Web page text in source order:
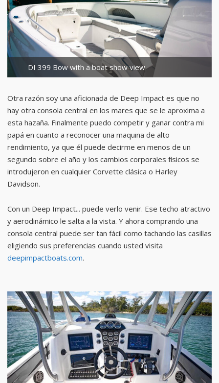
DI 399 Bow with a boat show view
Otra razón soy una aficionada de Deep Impact es que no
hay otra consola central en los mares que se le aproxima a
esta hazaña. Finalmente puedo competir y ganar contra mi
papá en cuanto a reconocer una maquina de alto
rendimiento, ya que él puede decirme en menos de un
segundo sobre el año y los cambios corporales físicos se
introdujeron en cualquier Corvette clásica o Harley
Davidson.
Con un Deep Impact... puede verlo venir. Ese techo atractivo
y aerodinámico le salta a la vista. Y ahora comprando una
consola central puede ser tan fácil como tachando las casillas
eligiendo sus preferencias cuando usted visita
deepimpactboats.com.